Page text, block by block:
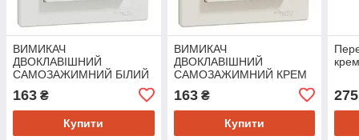
ВИМИКАЧ
ДВОКЛАВІШНИЙ
САМОЗАЖИМНИЙ БІЛИЙ
163 ₴
Купити
ВИМИКАЧ
ДВОКЛАВІШНИЙ
САМОЗАЖИМНИЙ КРЕМ
163₴
Купити
275